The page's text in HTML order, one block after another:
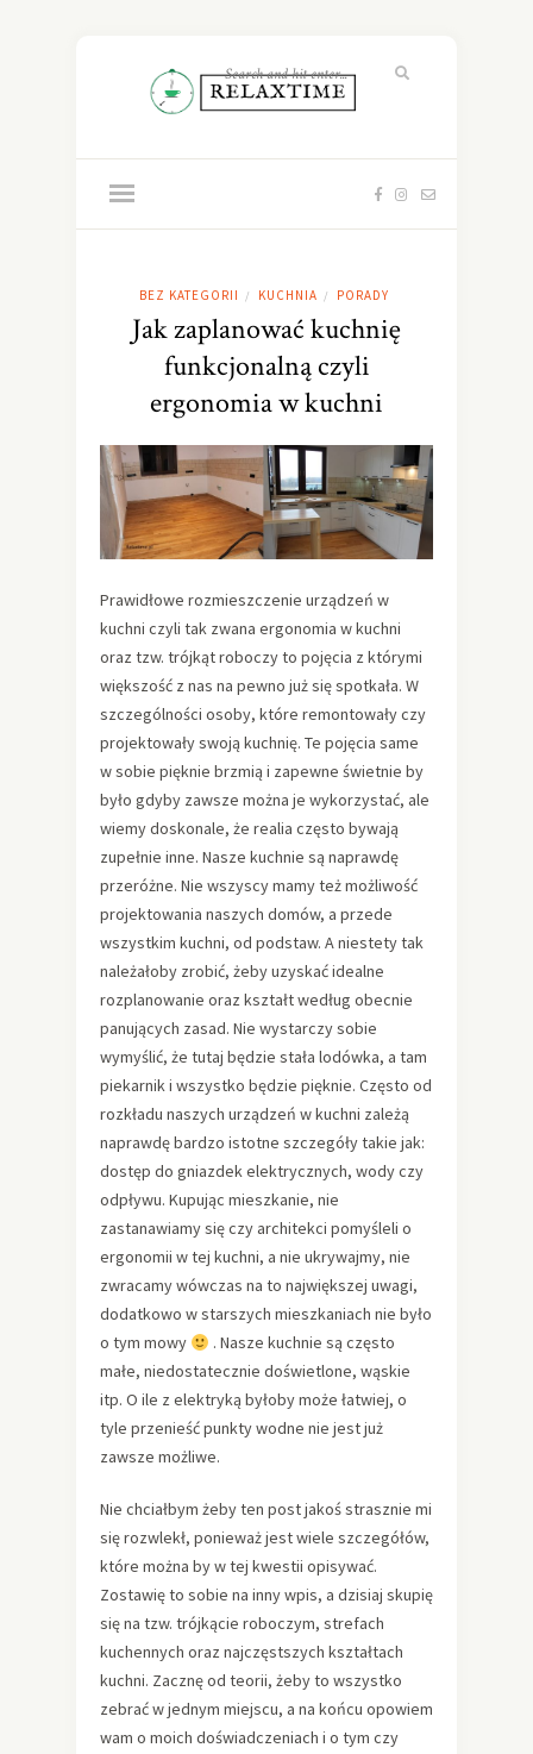
BEZ KATEGORII / KUCHNIA / PORADY
Jak zaplanować kuchnię
funkcjonalną czyli
ergonomia w kuchni
Prawidłowe rozmieszczenie urządzeń w
kuchni czyli tak zwana ergonomia w kuchni
oraz tzw. trójkąt roboczy to pojęcia z którymi
większość z nas na pewno już się spotkała. W
szczególności osoby, które remontowały czy
projektowały swoją kuchnię. Te pojęcia same
w sobie pięknie brzmią i zapewne świetnie by
było gdyby zawsze można je wykorzystać, ale
wiemy doskonale, że realia często bywają
zupełnie inne. Nasze kuchnie są naprawdę
przeróżne. Nie wszyscy mamy też możliwość
projektowania naszych domów, a przede
wszystkim kuchni, od podstaw. A niestety tak
należałoby zrobić, żeby uzyskać idealne
rozplanowanie oraz kształt według obecnie
panujących zasad. Nie wystarczy sobie
wymyślić, że tutaj będzie stała lodówka, a tam
piekarnik i wszystko będzie pięknie. Często od
rozkładu naszych urządzeń w kuchni zależą
naprawdę bardzo istotne szczegóły takie jak:
dostęp do gniazdek elektrycznych, wody czy
odpływu. Kupując mieszkanie, nie
zastanawiamy się czy architekci pomyśleli o
ergonomii w tej kuchni, a nie ukrywajmy, nie
zwracamy wówczas na to największej uwagi,
dodatkowo w starszych mieszkaniach nie było
o tym mowy
. Nasze kuchnie są często
małe, niedostatecznie doświetlone, wąskie
itp. O ile z elektryką byłoby może łatwiej, o
tyle przenieść punkty wodne nie jest już
zawsze możliwe.
Nie chciałbym żeby ten post jakoś strasznie mi
się rozwlekł, ponieważ jest wiele szczegółów,
które można by w tej kwestii opisywać.
Zostawię to sobie na inny wpis, a dzisiaj skupię
się na tzw. trójkącie roboczym, strefach
kuchennych oraz najczęstszych kształtach
kuchni. Zacznę od teorii, żeby to wszystko
zebrać w jednym miejscu, a na końcu opowiem
wam o moich doświadczeniach i o tym czy